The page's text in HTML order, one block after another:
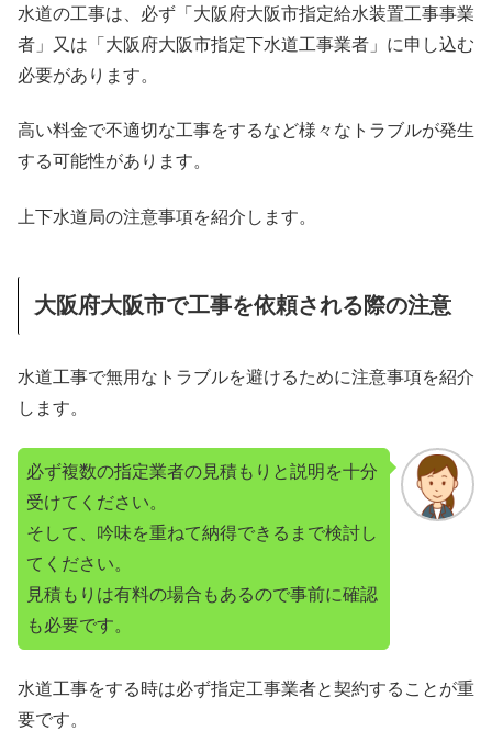
水道の工事は、必ず「大阪府大阪市指定給水装置工事事業
者」又は「大阪府大阪市指定下水道工事業者」に申し込む
必要があります。
高い料金で不適切な工事をするなど様々なトラブルが発生
する可能性があります。
上下水道局の注意事項を紹介します。
大阪府大阪市で工事を依頼される際の注意
水道工事で無用なトラブルを避けるために注意事項を紹介
します。
必ず複数の指定業者の見積もりと説明を十分
受けてください。
そして、吟味を重ねて納得できるまで検討し
てください。
見積もりは有料の場合もあるので事前に確認
も必要です。
水道工事をする時は必ず指定工事業者と契約することが重
要です。